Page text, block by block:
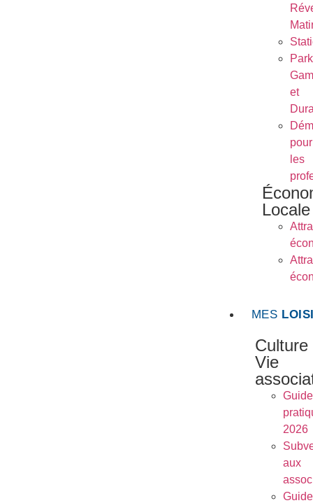
et
pour
les
Locale
MES
Culture
Vie
Guide
2026
aux
Guide